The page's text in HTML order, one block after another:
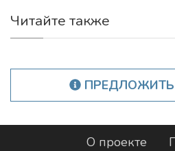
Читайте также
О проекте